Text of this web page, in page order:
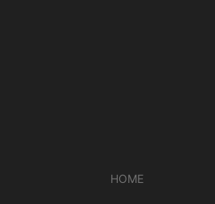
HOME